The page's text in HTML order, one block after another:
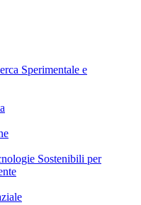
Sperimentale e
Sostenibili per